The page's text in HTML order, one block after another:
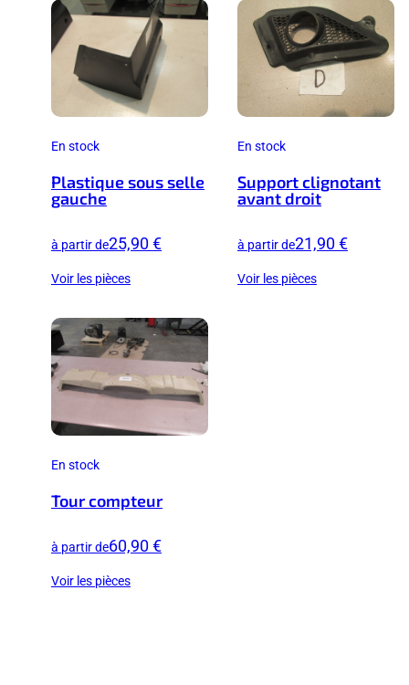
En stock
Plastique sous selle
gauche
à partir de25,90 €
Voir les pièces
En stock
Support clignotant
avant droit
à partir de21,90 €
Voir les pièces
En stock
Tour compteur
à partir de60,90 €
Voir les pièces